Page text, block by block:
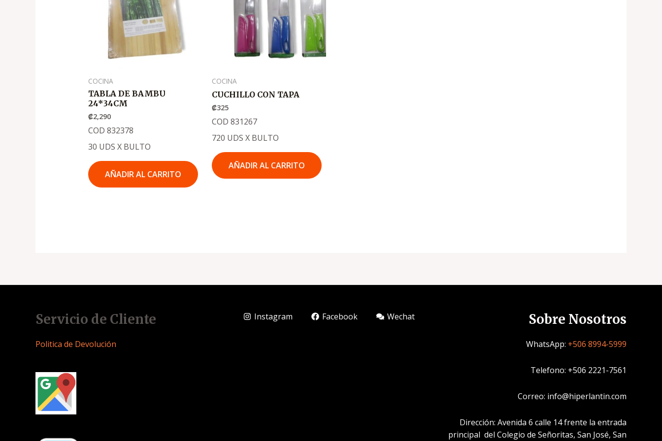
COCINA
TABLA DE BAMBU
24*34CM
₡2,290
COD 832378
30 UDS X BULTO
AÑADIR AL CARRITO
COCINA
CUCHILLO CON TAPA
₡325
COD 831267
720 UDS X BULTO
AÑADIR AL CARRITO
Servicio de Cliente
Politica de Devolución
Instagram Facebook Wechat Sobre Nosotros
WhatsApp: +506 8994-5999
Telefono: +506 2221-7561
Correo: info@hiperlantin.com
Dirección: Avenida 6 calle 14 frente la entrada
principal del Colegio de Señoritas, San José, San